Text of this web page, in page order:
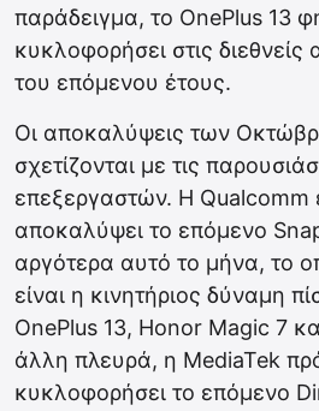
παράδειγμα, το OnePlus 13
κυκλοφορήσει στις διεθνείς
του επόμενου έτους.
Οι αποκαλύψεις των
σχετίζονται με τις
επεξεργαστών. Η Qualcomm
αποκαλύψει το επόμενο
αργότερα αυτό το μήνα, το
είναι η κινητήριος δύναμη
OnePlus 13, Honor Magic 7
άλλη πλευρά, η MediaTek
κυκλοφορήσει το επόμενο